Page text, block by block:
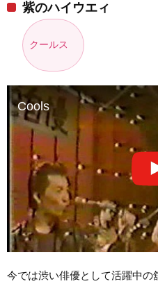
紫のハイウエィ
クールス
Cools
今では渋い俳優として活躍中